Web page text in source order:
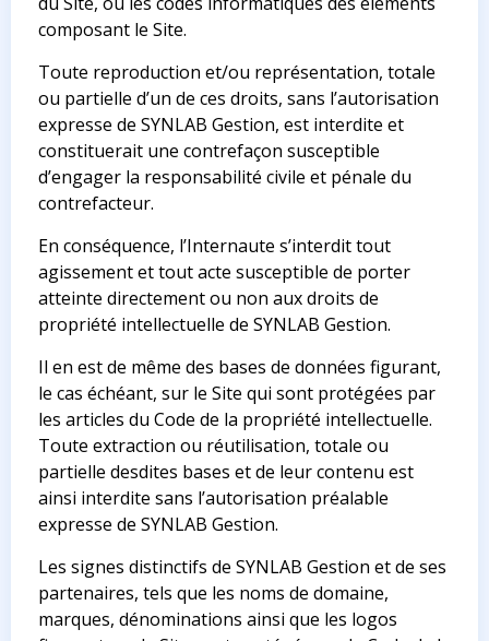
composant le Site.
Toute reproduction et/ou représentation, totale
ou partielle d’un de ces droits, sans l’autorisation
expresse de SYNLAB Gestion, est interdite et
constituerait une contrefaçon susceptible
d’engager la responsabilité civile et pénale du
contrefacteur.
En conséquence, l’Internaute s’interdit tout
agissement et tout acte susceptible de porter
atteinte directement ou non aux droits de
propriété intellectuelle de SYNLAB Gestion.
Il en est de même des bases de données figurant,
le cas échéant, sur le Site qui sont protégées par
les articles du Code de la propriété intellectuelle.
Toute extraction ou réutilisation, totale ou
partielle desdites bases et de leur contenu est
ainsi interdite sans l’autorisation préalable
expresse de SYNLAB Gestion.
Les signes distinctifs de SYNLAB Gestion et de ses
partenaires, tels que les noms de domaine,
marques, dénominations ainsi que les logos